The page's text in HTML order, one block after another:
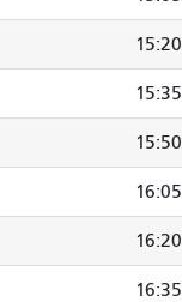
15:20
15:35
15:50
16:05
16:20
16:35